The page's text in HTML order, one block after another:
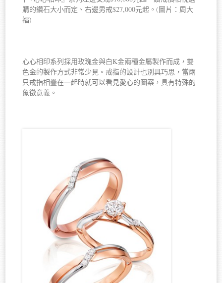
購的鑽石大小而定、右邊男戒$27,000元起。(圖片：周大
福)
心心相印系列採用玫瑰金與白K金兩種金屬製作而成，雙
色金的製作方式非常少見。戒指的設計也別具巧思，當兩
只戒指相疊在一起時就可以看見愛心的圖案，具有特殊的
象徵意義。